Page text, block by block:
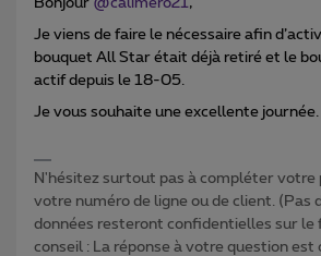
Bonjour @calimero21,
Je viens de faire le nécessaire afin
bouquet All Star était déjà retiré et le
actif depuis le 18-05.
Je vous souhaite une excellente journée.
N'hésitez surtout pas à compléter votre
votre numéro de ligne ou de client. (Pas
données resteront confidentielles sur le
conseil : La réponse à votre question est